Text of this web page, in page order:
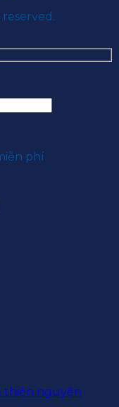
phí
thiện nguyện